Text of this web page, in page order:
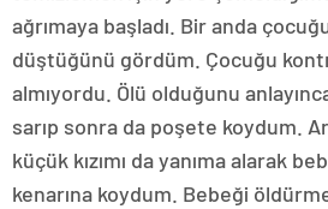
ağrımaya başladı. Bir anda
düştüğünü gördüm. Çocuğu
almıyordu. Ölü olduğunu
sarıp sonra da poşete koydum.
küçük kızımı da yanıma alarak
kenarına koydum. Bebeği